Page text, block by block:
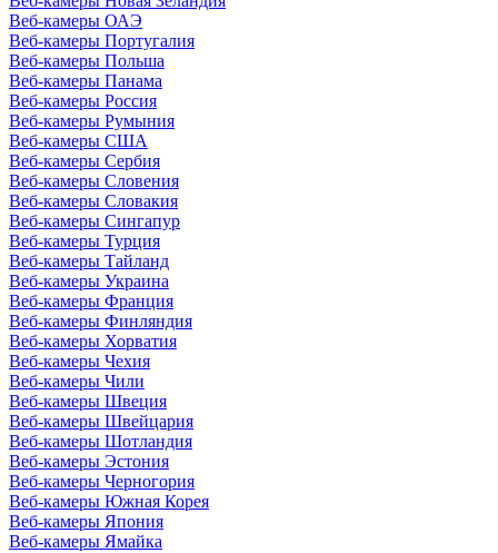
Веб-камеры ОАЭ
Веб-камеры Португалия
Веб-камеры Польша
Веб-камеры Панама
Веб-камеры Россия
Веб-камеры Румыния
Веб-камеры США
Веб-камеры Сербия
Веб-камеры Словения
Веб-камеры Словакия
Веб-камеры Сингапур
Веб-камеры Турция
Веб-камеры Тайланд
Веб-камеры Украина
Веб-камеры Франция
Веб-камеры Финляндия
Веб-камеры Хорватия
Веб-камеры Чехия
Веб-камеры Чили
Веб-камеры Швеция
Веб-камеры Швейцария
Веб-камеры Шотландия
Веб-камеры Эстония
Веб-камеры Черногория
Веб-камеры Южная Корея
Веб-камеры Япония
Веб-камеры Ямайка